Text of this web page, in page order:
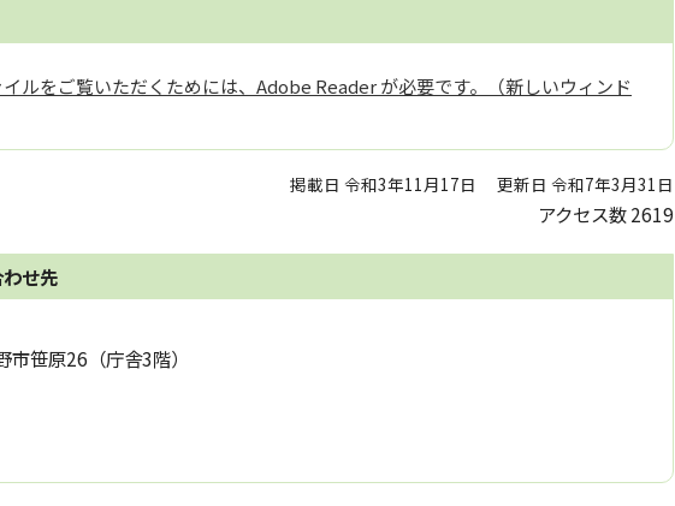
イルをご覧いただくためには、Adobe Reader が必要です。（新しいウィンド
掲載日 令和3年11月17日 更新日 令和7年3月31日
アクセス数2619
せ先
笹原26（庁舎3階）